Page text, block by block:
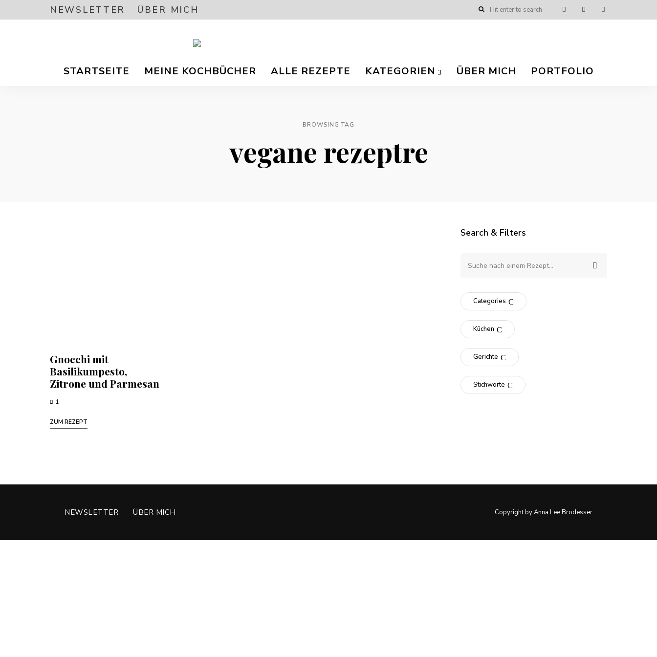
NEWSLETTER ÜBER MICH
Anna
/
Veganer
STARTSEITE MEINE KOCHBÜCHER ALLE REZEPTE KATEGORIEN ÜBER MICH PORTFOLIO
BROWSING TAG
vegane rezeptre
Search & Filters
Categories
Küchen
Gerichte
Stichworte
Gnocchi mit
Basilikumpesto,
Zitrone und Parmesan
1
ZUM REZEPT
NEWSLETTER ÜBER MICH Copyright by Anna Lee Brodesser